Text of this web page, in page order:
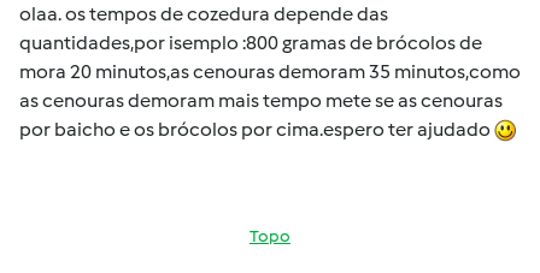
olaa. os tempos de cozedura depende das
quantidades,por isemplo :800 gramas de brócolos de
mora 20 minutos,as cenouras demoram 35 minutos,como
as cenouras demoram mais tempo mete se as cenouras
por baicho e os brócolos por cima.espero ter ajudado
Topo